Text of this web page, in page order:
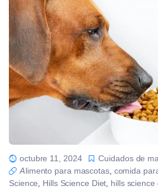
octubre 11, 2024 Cuidados de
Alimento para mascotas, comida
Science, Hills Science Diet, hills science